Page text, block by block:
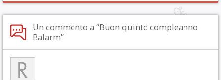
Un commento a “Buon quinto compleanno
Balarm”